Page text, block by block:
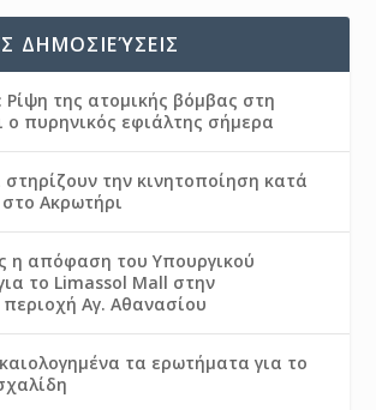
ΔΗΜΟΣΙΕΎΣΕΙΣ
Ρίψη της ατομικής βόμβας στη
ο πυρηνικός εφιάλτης σήμερα
στηρίζουν την κινητοποίηση κατά
Ακρωτήρι
η απόφαση του Υπουργικού
το Limassol Mall στην
περιοχή Αγ. Αθανασίου
τα ερωτήματα για το